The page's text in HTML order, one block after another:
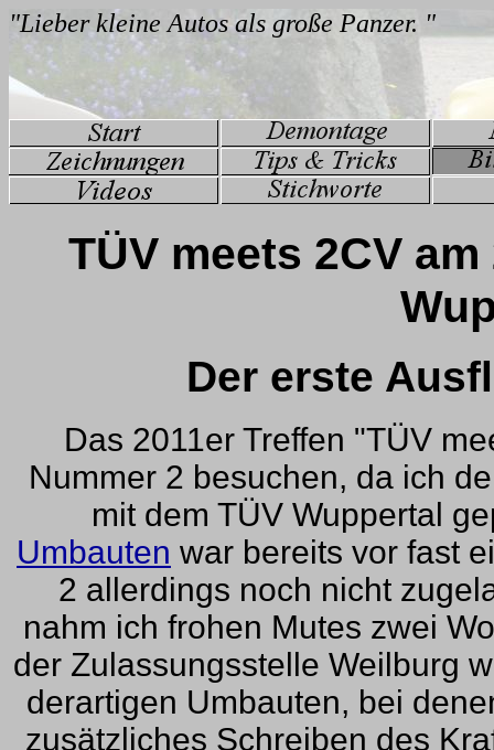
TÜV meets 2CV
Der erste
Das 2011er Treffen "TÜV
Nummer 2 besuchen, da ich
mit dem TÜV Wuppertal
Umbauten war bereits vor fast
2 allerdings noch nicht
nahm ich frohen Mutes zwei
der Zulassungsstelle Weilburg
derartigen Umbauten, bei
zusätzliches Schreiben des